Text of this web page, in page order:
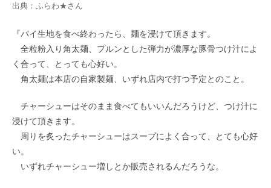
出典： ふらわ★さん
『パイ生地を食べ終わったら、麺を浸けて頂きます。
全粒粉入り角太麺、プルンとした弾力が濃厚な豚骨つけ汁によ
く合って、とっても心好い。
角太麺は本店の自家製麺、いずれ店内で打つ予定とのこと。
チャーシューはそのまま食べてもいいんだろうけど、つけ汁に
浸けて頂きます。
周りを炙ったチャーシューはスープによく合って、とても心好
い。
いずれチャーシュー増しとか販売されるんだろうな。